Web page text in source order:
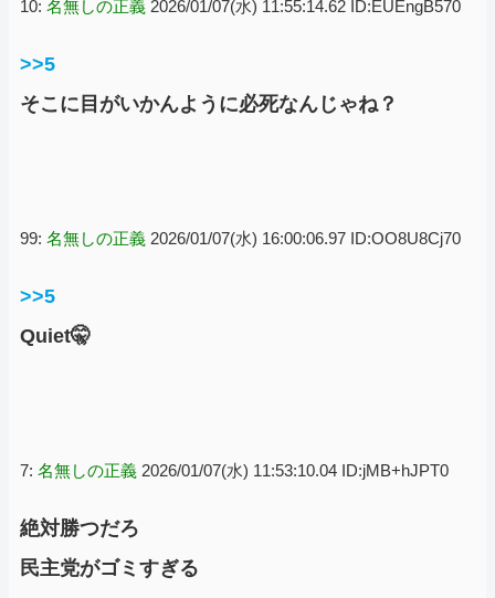
10: 名無しの正義 2026/01/07(水) 11:55:14.62 ID:EUEngB570
>>5
そこに目がいかんように必死なんじゃね？
99: 名無しの正義 2026/01/07(水) 16:00:06.97 ID:OO8U8Cj70
>>5
Quiet🤫
7: 名無しの正義 2026/01/07(水) 11:53:10.04 ID:jMB+hJPT0
絶対勝つだろ
民主党がゴミすぎる